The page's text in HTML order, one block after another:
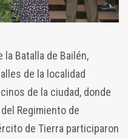
la Batalla de Bailén,
de la localidad
de la ciudad, donde
Regimiento de
de Tierra participaron